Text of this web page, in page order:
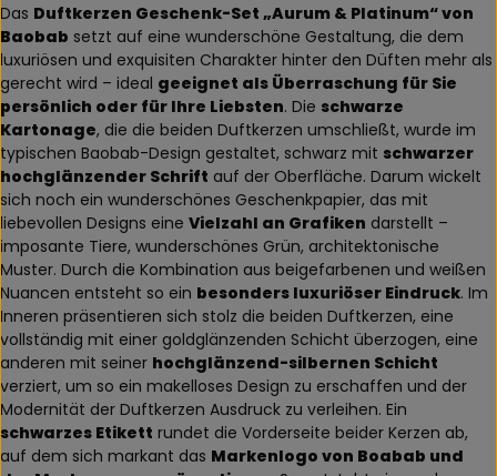
Das Duftkerzen Geschenk-Set „Aurum & Platinum“ von
Baobab setzt auf eine wunderschöne Gestaltung, die dem
luxuriösen und exquisiten Charakter hinter den Düften mehr als
gerecht wird – ideal geeignet als Überraschung für Sie
persönlich oder für Ihre Liebsten. Die schwarze
Kartonage, die die beiden Duftkerzen umschließt, wurde im
typischen Baobab-Design gestaltet, schwarz mit schwarzer
hochglänzender Schrift auf der Oberfläche. Darum wickelt
sich noch ein wunderschönes Geschenkpapier, das mit
liebevollen Designs eine Vielzahl an Grafiken darstellt –
imposante Tiere, wunderschönes Grün, architektonische
Muster. Durch die Kombination aus beigefarbenen und weißen
Nuancen entsteht so ein besonders luxuriöser Eindruck. Im
Inneren präsentieren sich stolz die beiden Duftkerzen, eine
vollständig mit einer goldglänzenden Schicht überzogen, eine
anderen mit seiner hochglänzend-silbernen Schicht
verziert, um so ein makelloses Design zu erschaffen und der
Modernität der Duftkerzen Ausdruck zu verleihen. Ein
schwarzes Etikett rundet die Vorderseite beider Kerzen ab,
auf dem sich markant das Markenlogo von Boabab und